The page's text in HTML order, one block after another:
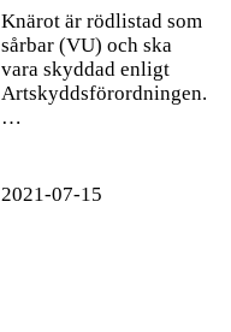
Knärot är rödlistad som
sårbar (VU) och ska
vara skyddad enligt
Artskyddsförordningen.
…
2021-07-15